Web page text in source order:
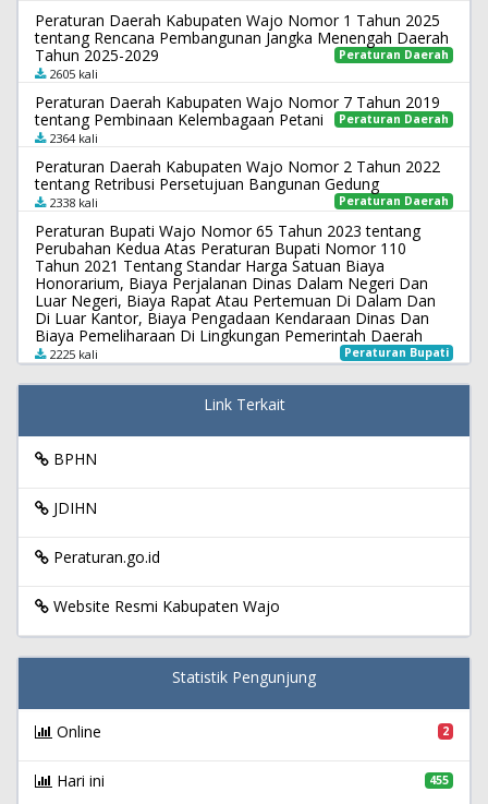
Peraturan Daerah Kabupaten Wajo Nomor 1 Tahun 2025
tentang Rencana Pembangunan Jangka Menengah Daerah
Tahun 2025-2029
Peraturan Daerah
2605 kali
Peraturan Daerah Kabupaten Wajo Nomor 7 Tahun 2019
tentang Pembinaan Kelembagaan Petani
Peraturan Daerah
2364 kali
Peraturan Daerah Kabupaten Wajo Nomor 2 Tahun 2022
tentang Retribusi Persetujuan Bangunan Gedung
Peraturan Daerah
2338 kali
Peraturan Bupati Wajo Nomor 65 Tahun 2023 tentang
Perubahan Kedua Atas Peraturan Bupati Nomor 110
Tahun 2021 Tentang Standar Harga Satuan Biaya
Honorarium, Biaya Perjalanan Dinas Dalam Negeri Dan
Luar Negeri, Biaya Rapat Atau Pertemuan Di Dalam Dan
Di Luar Kantor, Biaya Pengadaan Kendaraan Dinas Dan
Biaya Pemeliharaan Di Lingkungan Pemerintah Daerah
Peraturan Bupati
2225 kali
Link Terkait
BPHN
JDIHN
Peraturan.go.id
Website Resmi Kabupaten Wajo
Statistik Pengunjung
Online 2
Hari ini 455